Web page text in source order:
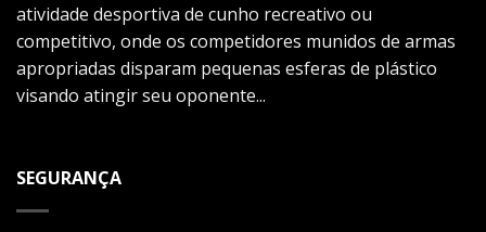
atividade desportiva de cunho recreativo ou
competitivo, onde os competidores munidos de armas
apropriadas disparam pequenas esferas de plástico
visando atingir seu oponente...
SEGURANÇA